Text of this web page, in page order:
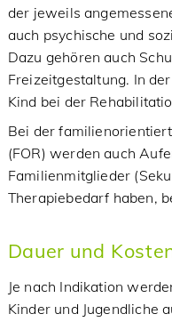
der jeweils
auch psychische und
Dazu gehören auch
Freizeitgestaltung. In
Kind bei der
Bei der
(FOR) werden auch
Familienmitglieder
Therapiebedarf haben,
Dauer und
Je nach Indikation
Kinder und Jugendliche